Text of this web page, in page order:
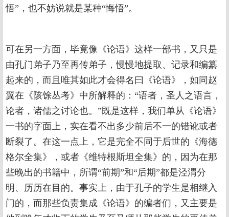
悟”，也不妨说就是某种“悔悟”。
可在另一方面，毕竟像《论语》这样一部书，又只是
由孔门弟子乃至再传弟子，慢慢地提取、记录和编纂
起来的，而且唯其如此才会得名曰《论语》，如同赵
翼在《陔馀丛考》中所解释的：“语者，圣人之语言，
论者，诸儒之讨论也。”既是这样，我们单从《论语》
一书的字面上，实在看不出多少前后不一的错讹或者
断裂了。在这一点上，它是完全不同于后世的《海德
格尔全集》，或者《维特根斯坦全集》的，因为在那
些晚出的书籍中，所谓“前期”和“后期”都是泾渭分
明、历历在目的。事实上，由于孔子的学生是相继入
门的，而那些负责集成《论语》的编者们，又主要是